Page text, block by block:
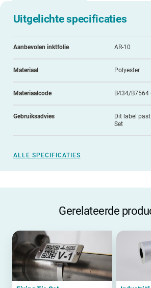
Uitgelichte specificaties
Aanbevolen inktfolie AR-10
Materiaal Polyester
Materiaalcode B434/B7564
Gebruiksadvies
Dit label
Set
ALLE SPECIFICATIES
Gerelateerde